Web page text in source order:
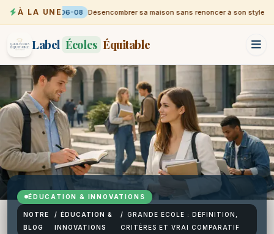
À LA UNE06-08 Désencombrer sa maison sans renoncer à son style
Label Écoles Équitable
ÉDUCATION & INNOVATIONS
NOTRE
BLOG
/ ÉDUCATION &
INNOVATIONS
/
GRANDE ÉCOLE : DÉFINITION,
CRITÈRES ET VRAI COMPARATIF